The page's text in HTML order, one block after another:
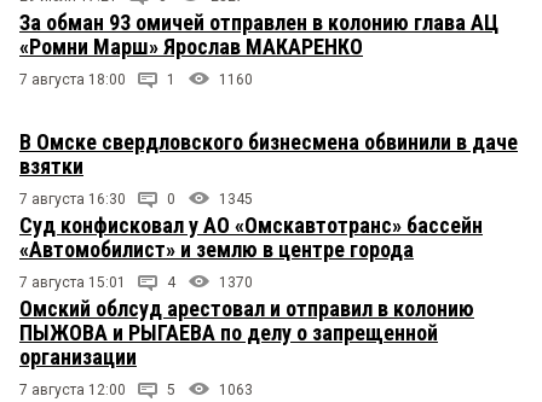
За обман 93 омичей отправлен в колонию глава АЦ
«Ромни Марш» Ярослав МАКАРЕНКО
7 августа 18:00 1 1160
В Омске свердловского бизнесмена обвинили в даче
взятки
7 августа 16:30 0 1345
Суд конфисковал у АО «Омскавтотранс» бассейн
«Автомобилист» и землю в центре города
7 августа 15:01 4 1370
Омский облсуд арестовал и отправил в колонию
ПЫЖОВА и РЫГАЕВА по делу о запрещенной
организации
7 августа 12:00 5 1063